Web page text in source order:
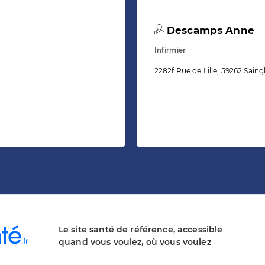
Descamps Anne
Infirmier
2282f Rue de Lille, 59262
Le site santé de référence, accessible
quand vous voulez, où vous voulez